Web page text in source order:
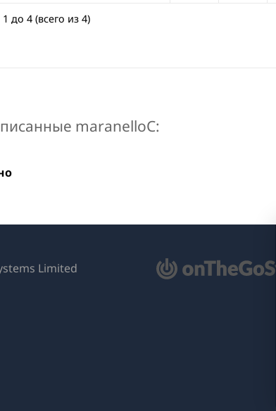
до 4 (всего из 4)
maranelloC:
Limited